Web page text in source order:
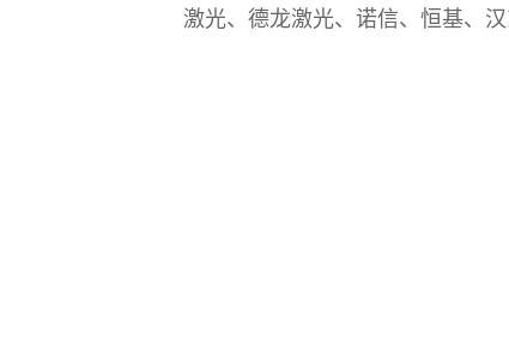
激光、德龙激光、诺信、恒基、